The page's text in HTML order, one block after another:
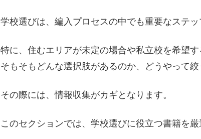
学校選びは、編入プロセスの中でも重要なステッ
特に、住むエリアが未定の場合や私立校を希望
そもそもどんな選択肢があるのか、どうやって
その際には、情報収集がカギとなります。
このセクションでは、学校選びに役立つ書籍を厳